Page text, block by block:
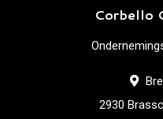
Corbello
2930